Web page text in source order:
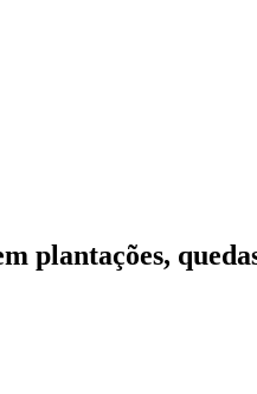
plantações,